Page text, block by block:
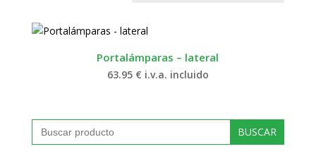
Portalámparas – lateral
63.95 € i.v.a. incluido
Buscar: